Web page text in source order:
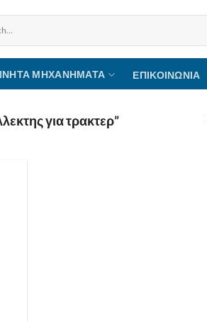
ΜΗΧΑΝΉΜΑΤΑ ΕΠΙΚΟΙΝΩΝΊΑ
για τρακτερ”